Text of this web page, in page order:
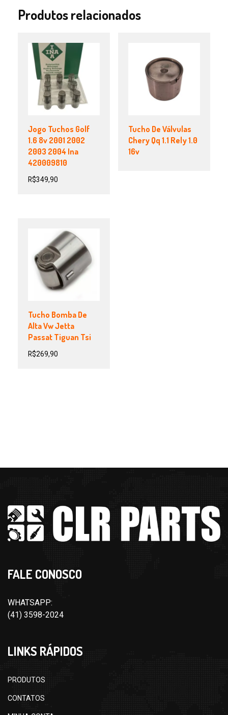
Produtos relacionados
Jogo Tuchos Golf
1.6 8v 2001 2002
2003 2004 Ina
420009810
R$349,90
Tucho De Válvulas
Chery Qq 1.1 Rely 1.0
16v
Tucho Bomba De
Alta Vw Jetta
Passat Tiguan Tsi
R$269,90
FALE CONOSCO
WHATSAPP:
(41) 3598-2024
LINKS RÁPIDOS
PRODUTOS
CONTATOS